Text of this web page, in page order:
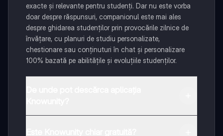
exacte și relevante pentru studenți. Dar nu este vorba
doar despre răspunsuri, companionul este mai ales
despre ghidarea studenților prin provocările zilnice de
învățare, cu planuri de studiu personalizate,
chestionare sau conținuturi în chat și personalizare
100% bazată pe abilitățile și evoluțiile studenților.